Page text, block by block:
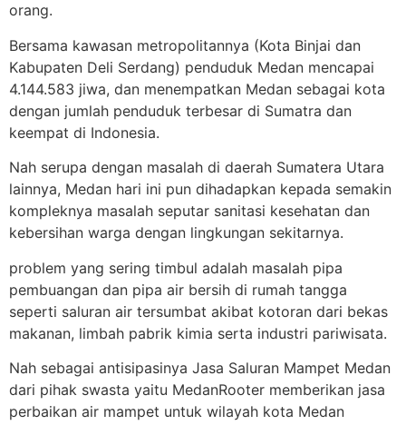
orang.
Bersama kawasan metropolitannya (Kota Binjai dan
Kabupaten Deli Serdang) penduduk Medan mencapai
4.144.583 jiwa, dan menempatkan Medan sebagai kota
dengan jumlah penduduk terbesar di Sumatra dan
keempat di Indonesia.
Nah serupa dengan masalah di daerah Sumatera Utara
lainnya, Medan hari ini pun dihadapkan kepada semakin
kompleknya masalah seputar sanitasi kesehatan dan
kebersihan warga dengan lingkungan sekitarnya.
problem yang sering timbul adalah masalah pipa
pembuangan dan pipa air bersih di rumah tangga
seperti saluran air tersumbat akibat kotoran dari bekas
makanan, limbah pabrik kimia serta industri pariwisata.
Nah sebagai antisipasinya Jasa Saluran Mampet Medan
dari pihak swasta yaitu MedanRooter memberikan jasa
perbaikan air mampet untuk wilayah kota Medan